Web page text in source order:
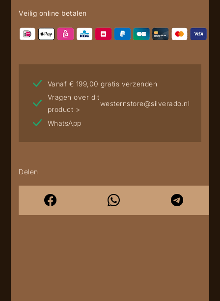
Veilig online betalen
Vanaf € 199,00 gratis verzenden
Vragen over dit
product >
westernstore@silverado.nl
WhatsApp
Delen